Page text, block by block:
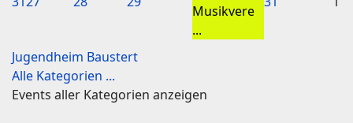
Musikvere
...
Jugendheim Baustert
Alle Kategorien ...
Events aller Kategorien anzeigen